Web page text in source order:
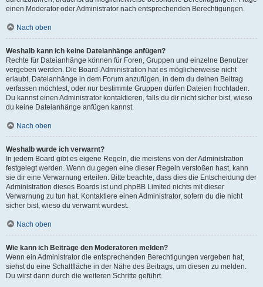
einen Moderator oder Administrator nach entsprechenden Berechtigungen.
Nach oben
Weshalb kann ich keine Dateianhänge anfügen?
Rechte für Dateianhänge können für Foren, Gruppen und einzelne Benutzer
vergeben werden. Die Board-Administration hat es möglicherweise nicht
erlaubt, Dateianhänge in dem Forum anzufügen, in dem du deinen Beitrag
verfassen möchtest, oder nur bestimmte Gruppen dürfen Dateien hochladen.
Du kannst einen Administrator kontaktieren, falls du dir nicht sicher bist, wieso
du keine Dateianhänge anfügen kannst.
Nach oben
Weshalb wurde ich verwarnt?
In jedem Board gibt es eigene Regeln, die meistens von der Administration
festgelegt werden. Wenn du gegen eine dieser Regeln verstoßen hast, kann
sie dir eine Verwarnung erteilen. Bitte beachte, dass dies die Entscheidung der
Administration dieses Boards ist und phpBB Limited nichts mit dieser
Verwarnung zu tun hat. Kontaktiere einen Administrator, sofern du die nicht
sicher bist, wieso du verwarnt wurdest.
Nach oben
Wie kann ich Beiträge den Moderatoren melden?
Wenn ein Administrator die entsprechenden Berechtigungen vergeben hat,
siehst du eine Schaltfläche in der Nähe des Beitrags, um diesen zu melden.
Du wirst dann durch die weiteren Schritte geführt.